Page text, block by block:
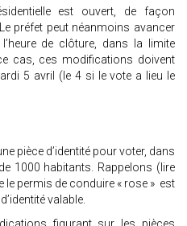
est ouvert, de façon
préfet peut néanmoins avancer
l’heure de clôture, dans la limite
cas, ces modifications doivent
5 avril (le 4 si le vote a lieu le
pièce d’identité pour voter, dans
1000 habitants. Rappelons (lire
le permis de conduire « rose » est
valable.